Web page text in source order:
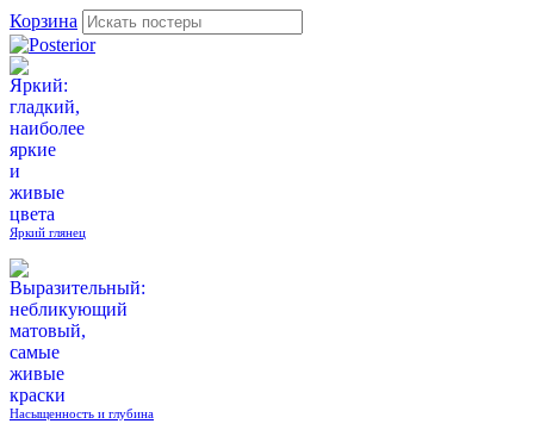
Корзина
Яркий глянец
Насыщенность и глубина